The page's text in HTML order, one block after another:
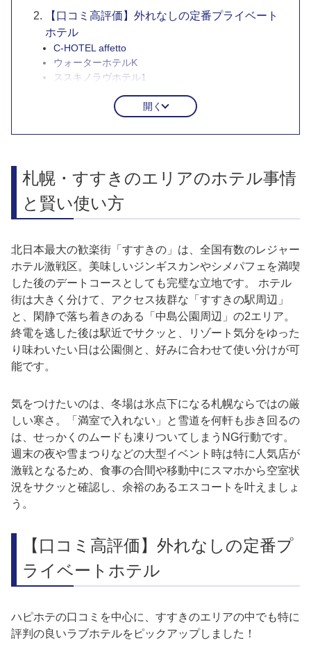
【口コミ高評価】外れなしの定番プライベート
ホテル
C-HOTEL affetto
ウォーターホテルK
ススキノラヴホテル1
デートでおすすめのおしゃれなラブホテル
Blue Hotel Sju(:)pri:m
HOTEL es'（エス）
リーズナブルなラブホテル
Blue Hotel OCTA
アプリ不要！WEBサイトで「スマート」に空室
チェック＆予約
まとめ：すすきのの夜は事前チェックでスマー
トに
この記事に関連するよくあるご質問
開く
札幌・すすきのエリアのホテル事情
と賢い使い方
北日本最大の歓楽街「すすきの」は、全国有数のレジャー
ホテル激戦区。美味しいジンギスカンやシメパフェを満喫
した後のデートコースとしても完璧な立地です。 ホテル
街は大きく分けて、アクセス抜群な「すすきの駅周辺」
と、閑静で落ち着きのある「中島公園周辺」の2エリア。
終電を逃した後は駅近でサクッと、リゾート気分をゆった
り味わいたい日は公園側と、好みに合わせて使い分けが可
能です。
気をつけたいのは、冬場は氷点下になる札幌ならではの厳
しい寒さ。「満室で入れない」と雪道を何軒も歩き回るの
は、せっかくのムードも凍りついてしまうNG行動です。
週末の夜や雪まつりなどの大型イベント時は特に人気店が
激戦となるため、食事の合間や移動中にスマホから空室状
況をサクッと確認し、余裕のあるエスコートを叶えましょ
う。
【口コミ高評価】外れなしの定番プ
ライベートホテル
ハピホテの口コミを中心に、すすきのエリアの中でも特に
評判の良いラブホテルをピックアップしました！